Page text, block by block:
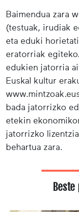
Baimendua zara
(testuak, irudiak
eta eduki
eratorriak
edukien jatorria
Euskal kultur
bada jatorrizko
etekin
jatorrizko
behartua zara.
Beste